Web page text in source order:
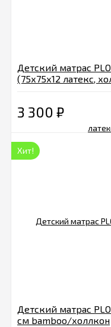
Детский матрас
(75х75х12 латекс,
3 300 ₽
Хит!
Детский матрас
см bamboo/холлкон